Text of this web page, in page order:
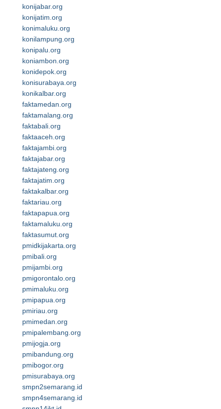
konijabar.org
konijatim.org
konimaluku.org
konilampung.org
konipalu.org
koniambon.org
konidepok.org
konisurabaya.org
konikalbar.org
faktamedan.org
faktamalang.org
faktabali.org
faktaaceh.org
faktajambi.org
faktajabar.org
faktajateng.org
faktajatim.org
faktakalbar.org
faktariau.org
faktapapua.org
faktamaluku.org
faktasumut.org
pmidkijakarta.org
pmibali.org
pmijambi.org
pmigorontalo.org
pmimaluku.org
pmipapua.org
pmiriau.org
pmimedan.org
pmipalembang.org
pmijogja.org
pmibandung.org
pmibogor.org
pmisurabaya.org
smpn2semarang.id
smpn4semarang.id